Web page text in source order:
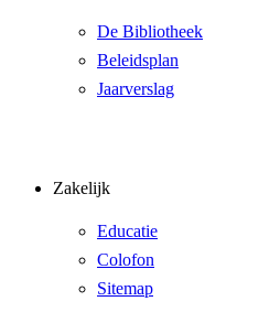
De Bibliotheek
Beleidsplan
Jaarverslag
Zakelijk
Educatie
Colofon
Sitemap